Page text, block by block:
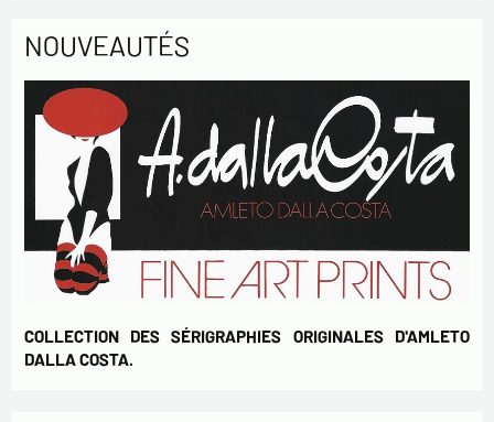
NOUVEAUTÉS
COLLECTION DES SÉRIGRAPHIES ORIGINALES D'AMLETO
DALLA COSTA.